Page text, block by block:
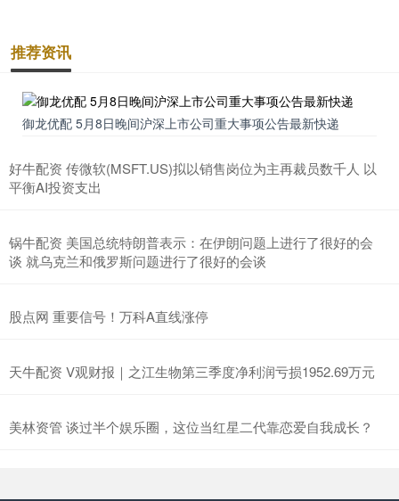
推荐资讯
御龙优配 5月8日晚间沪深上市公司重大事项公告最新快递
好牛配资 传微软(MSFT.US)拟以销售岗位为主再裁员数千人 以
平衡AI投资支出
锅牛配资 美国总统特朗普表示：在伊朗问题上进行了很好的会
谈 就乌克兰和俄罗斯问题进行了很好的会谈
股点网 重要信号！万科A直线涨停
天牛配资 V观财报｜之江生物第三季度净利润亏损1952.69万元
美林资管 谈过半个娱乐圈，这位当红星二代靠恋爱自我成长？